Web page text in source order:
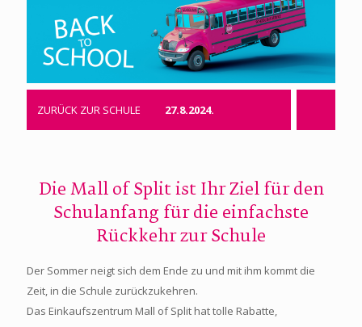
ZURÜCK ZUR SCHULE 27.8.2024.
Die Mall of Split ist Ihr Ziel für den
Schulanfang für die einfachste
Rückkehr zur Schule
Der Sommer neigt sich dem Ende zu und mit ihm kommt die
Zeit, in die Schule zurückzukehren.
Das Einkaufszentrum Mall of Split hat tolle Rabatte,